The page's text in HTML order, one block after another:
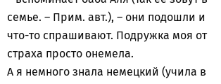
семье. – Прим. авт.), – они подошли и
что-то спрашивают. Подружка моя от
страха просто онемела.
А я немного знала немецкий (учила в